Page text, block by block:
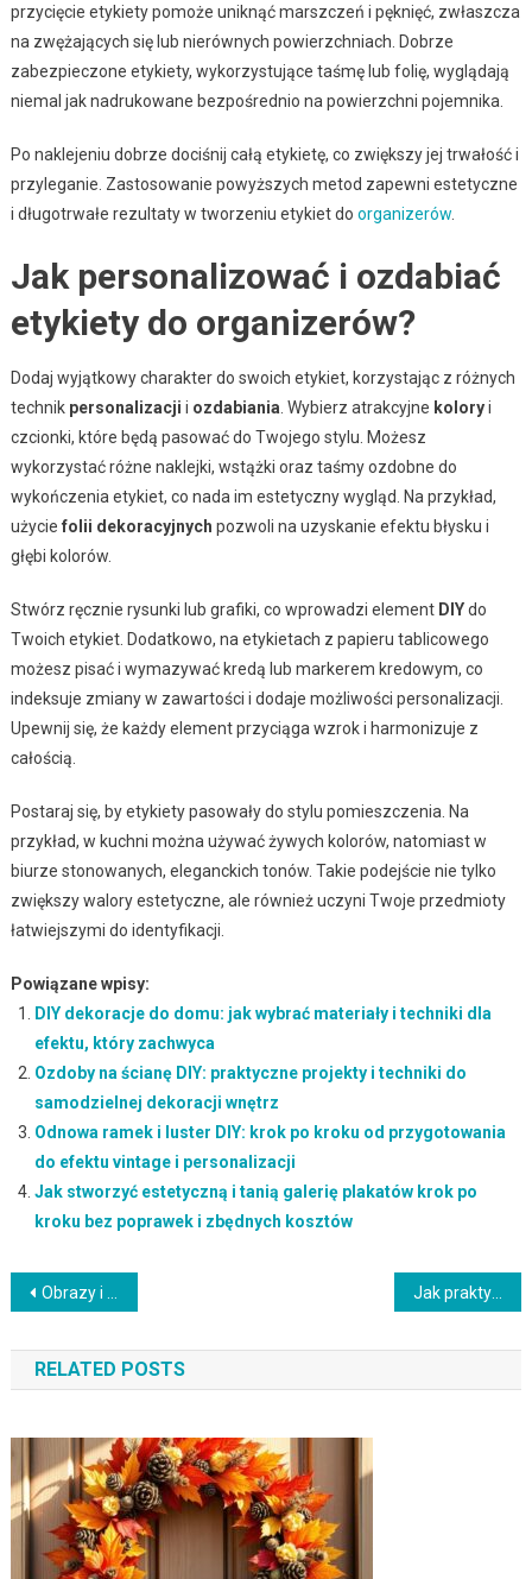
przycięcie etykiety pomoże uniknąć marszczeń i pęknięć, zwłaszcza
na zwężających się lub nierównych powierzchniach. Dobrze
zabezpieczone etykiety, wykorzystujące taśmę lub folię, wyglądają
niemal jak nadrukowane bezpośrednio na powierzchni pojemnika.
Po naklejeniu dobrze dociśnij całą etykietę, co zwiększy jej trwałość i
przyleganie. Zastosowanie powyższych metod zapewni estetyczne
i długotrwałe rezultaty w tworzeniu etykiet do organizerów.
Jak personalizować i ozdabiać
etykiety do organizerów?
Dodaj wyjątkowy charakter do swoich etykiet, korzystając z różnych
technik personalizacji i ozdabiania . Wybierz atrakcyjne koloryi
czcionki, które będą pasować do Twojego stylu. Możesz
wykorzystać różne naklejki, wstążki oraz taśmy ozdobne do
wykończenia etykiet, co nada im estetyczny wygląd. Na przykład,
użycie folii dekoracyjnych pozwoli na uzyskanie efektu błysku i
głębi kolorów.
Stwórz ręcznie rysunki lub grafiki, co wprowadzi element DIYdo
Twoich etykiet. Dodatkowo, na etykietach z papieru tablicowego
możesz pisać i wymazywać kredą lub markerem kredowym, co
indeksuje zmiany w zawartości i dodaje możliwości personalizacji.
Upewnij się, że każdy element przyciąga wzrok i harmonizuje z
całością.
Postaraj się, by etykiety pasowały do stylu pomieszczenia. Na
przykład, w kuchni można używać żywych kolorów, natomiast w
biurze stonowanych, eleganckich tonów. Takie podejście nie tylko
zwiększy walory estetyczne, ale również uczyni Twoje przedmioty
łatwiejszymi do identyfikacji.
Powiązane wpisy:
DIY dekoracje do domu: jak wybrać materiały i techniki dla
efektu, który zachwyca
Ozdoby na ścianę DIY: praktyczne projekty i techniki do
samodzielnej dekoracji wnętrz
Odnowa ramek i luster DIY: krok po kroku od przygotowania
do efektu vintage i personalizacji
Jak stworzyć estetyczną i tanią galerię plakatów krok po
kroku bez poprawek i zbędnych kosztów
Nawigacja
wpisu
Obrazy i plakaty w pionie jako trik na optyczne podniesienie sufitu i powiększenie przestrzeni wnętrza Jak praktycznie wydzielić kuchnię w kawalerce: sprawdzone sposoby na funkcjonalny podział przestrzeni
RELATED POSTS